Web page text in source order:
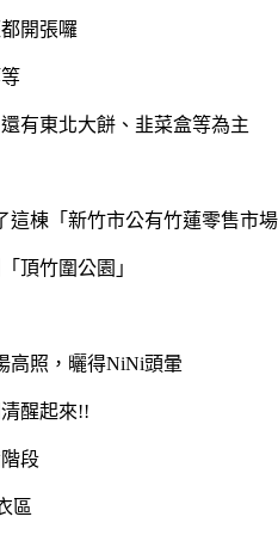
開張囉
有東北大餅、韭菜盒等為主
這棟「新竹市公有竹蓮零售市
頂竹圍公園」
高照，曬得NiNi頭暈
醒起來!!
段
區